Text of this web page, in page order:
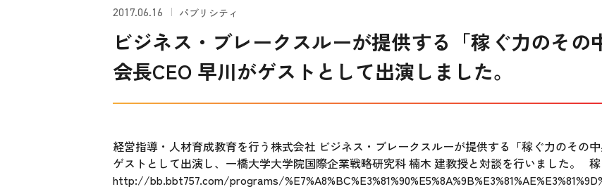
2017.06.16 パブリシティ
ビジネス・ブレークスルーが提供する「稼ぐ力のその
会長CEO 早川がゲストとして出演しました。
経営指導・人材育成教育を行う株式会社 ビジネス・ブレークスルーが提供する「稼ぐ力のその
ゲストとして出演し、一橋大学大学院国際企業戦略研究科 楠木 建教授と対談を行いました。
http://bb.bbt757.com/programs/